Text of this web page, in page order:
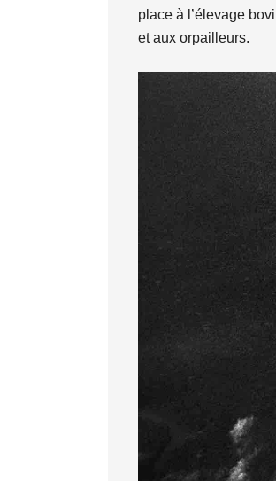
place à l’élevage
et aux orpailleurs.